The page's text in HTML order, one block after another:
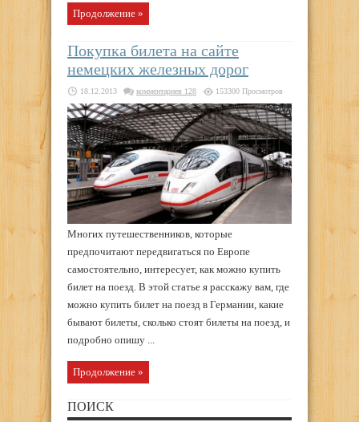
Продолжение »
Покупка билета на сайте
немецких железных дорог
18.12.2013 комментариев 128 153300 Просмотров
Многих путешественников, которые
предпочитают передвигаться по Европе
самостоятельно, интересует, как можно купить
билет на поезд. В этой статье я расскажу вам, где
можно купить билет на поезд в Германии, какие
бывают билеты, сколько стоят билеты на поезд, и
подробно опишу ...
Продолжение »
ПОИСК